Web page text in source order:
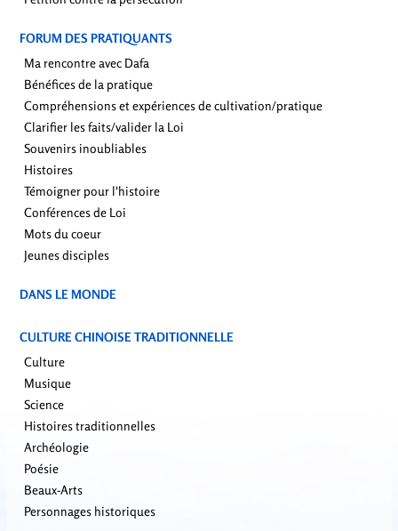
FORUM DES PRATIQUANTS
Ma rencontre avec Dafa
Bénéfices de la pratique
Compréhensions et expériences de cultivation/pratique
Clarifier les faits/valider la Loi
Souvenirs inoubliables
Histoires
Témoigner pour l'histoire
Conférences de Loi
Mots du coeur
Jeunes disciples
DANS LE MONDE
CULTURE CHINOISE TRADITIONNELLE
Culture
Musique
Science
Histoires traditionnelles
Archéologie
Poésie
Beaux-Arts
Personnages historiques